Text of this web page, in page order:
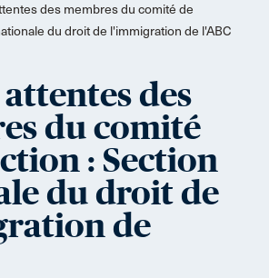
des membres du comité de
du droit de l'immigration de l'ABC
des
du comité
: Section
du droit de
de